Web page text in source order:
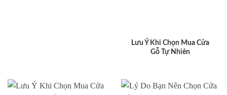
Lưu Ý Khi Chọn Mua Cửa
Gỗ Tự Nhiên